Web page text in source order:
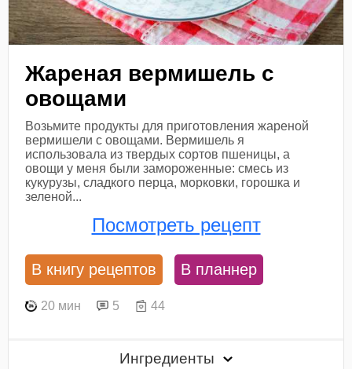
Жареная вермишель с
овощами
Возьмите продукты для приготовления жареной
вермишели с овощами. Вермишель я
использовала из твердых сортов пшеницы, а
овощи у меня были замороженные: смесь из
кукурузы, сладкого перца, морковки, горошка и
зеленой...
Посмотреть рецепт
В книгу рецептов В планнер
20 мин 5 44
Ингредиенты